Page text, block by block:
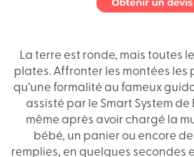
La terre est ronde, mais toutes
plates. Affronter les montées les
qu’une formalité au fameux
assisté par le Smart System de
même après avoir chargé la
bébé, un panier ou encore
remplies, en quelques secondes